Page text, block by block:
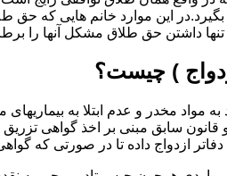
این موارد خانم هایی که حق
تنها داشتن حق طلاق مشکل آنها را
) چیست؟
قانون سابق مبنی بر اخذ گواهی
ازدواج داده تا در صورتی که